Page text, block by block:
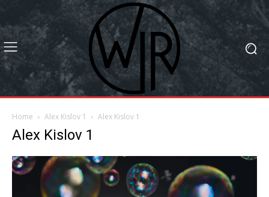
Home Alex Kislov 1 Alex Kislov 1
Alex Kislov 1